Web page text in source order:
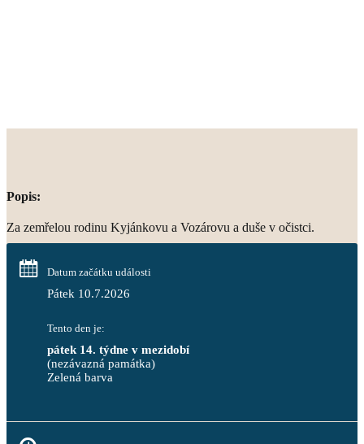
Popis:
Za zemřelou rodinu Kyjánkovu a Vozárovu a duše v očistci.
Datum začátku události
Pátek 10.7.2026
Tento den je:
pátek 14. týdne v mezidobí
(nezávazná památka)
Zelená barva